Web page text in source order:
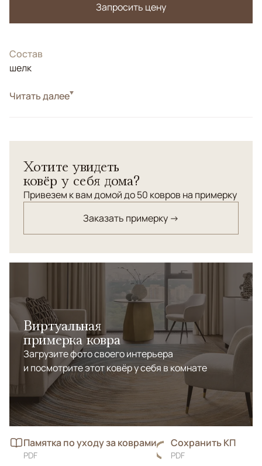
Запросить цену
Состав
шелк
красители.</br> Высочайшая узелковая плотность.
Читать далее
Хотите увидеть
ковёр у себя дома?
Привезем к вам домой до 50 ковров на примерку
Заказать примерку →
Виртуальная
примерка ковра
Загрузите фото своего интерьера
и посмотрите этот ковёр у себя в комнате
Памятка по уходу за коврами
PDF
Сохранить КП
PDF